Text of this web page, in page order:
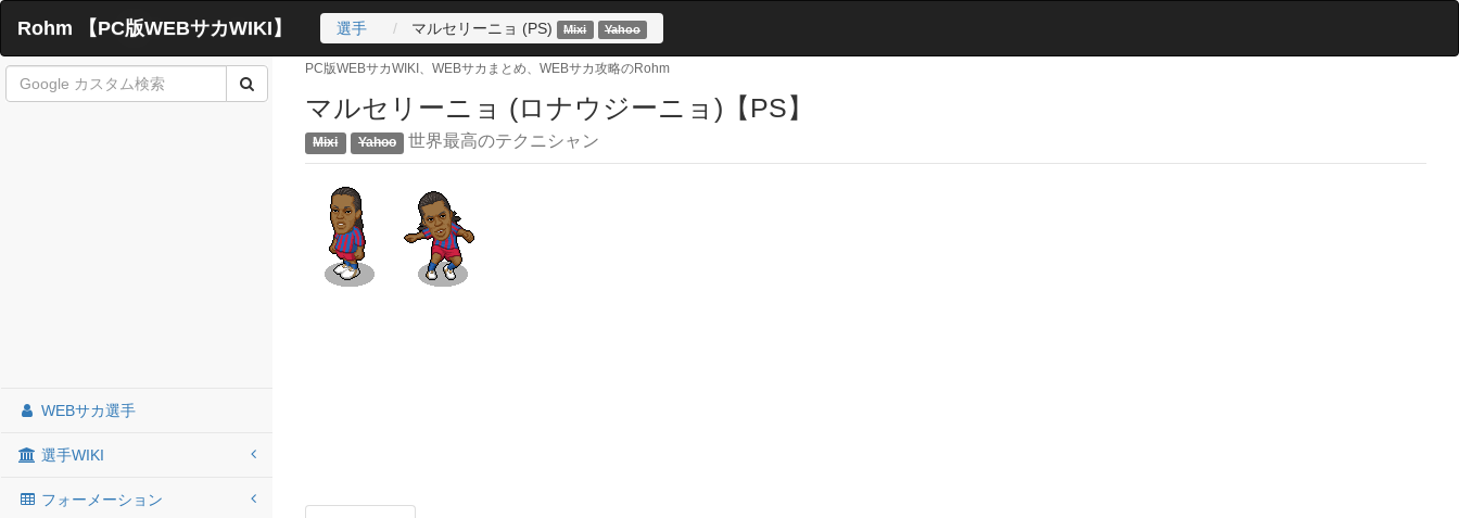
Rohm 【PC版WEBサカWIKI】 選手 マルセリーニョ (PS)
WEBサカ選手
選手WIKI
フォーメーション
PC版WEBサカWIKI、WEBサカまとめ、WEBサカ攻略のRohm
マルセリーニョ (ロナウジーニョ)【PS】
世界最高のテクニシャン